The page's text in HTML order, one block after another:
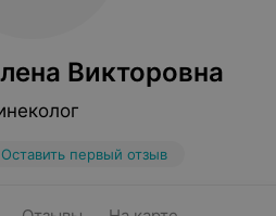
Викторовна
Оставить первый отзыв